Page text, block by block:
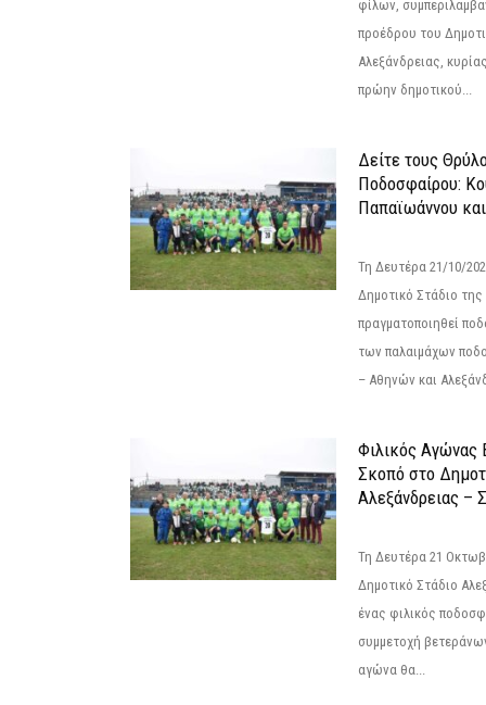
φίλων,
προέδρου του
Αλεξάνδρειας,
πρώην δημοτικού...
Δείτε τους
Ποδοσφαίρου:
Παπαϊωάννου
Τη Δευτέρα 21/10/
Δημοτικό Στάδιο
πραγματοποιηθεί
των παλαιμάχων
– Αθηνών και
Φιλικός Αγώνας
Σκοπό στο
Αλεξάνδρειας –
Τη Δευτέρα 21
Δημοτικό Στάδιο
ένας φιλικός
συμμετοχή
αγώνα θα...